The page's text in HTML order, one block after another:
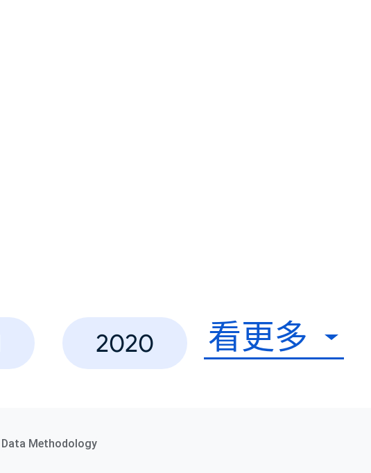
2020 看更多
Data Methodology